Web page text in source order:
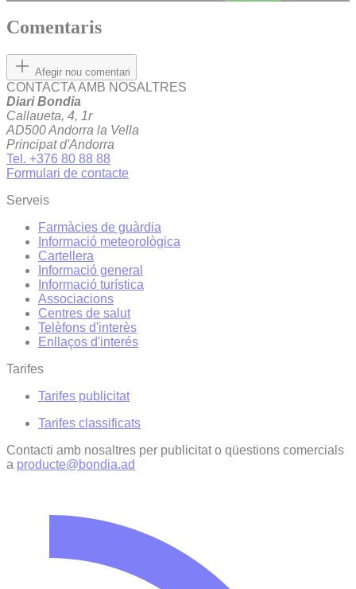
Comentaris
Afegir nou comentari
CONTACTA AMB NOSALTRES
Diari Bondia
Callaueta, 4, 1r
AD500 Andorra la Vella
Principat d'Andorra
Tel. +376 80 88 88
Formulari de contacte
Serveis
Farmàcies de guàrdia
Informació meteorològica
Cartellera
Informació general
Informació turística
Associacions
Centres de salut
Telèfons d'interès
Enllaços d'interés
Tarifes
Tarifes publicitat
Tarifes classificats
Contacti amb nosaltres per publicitat o qüestions comercials
a producte@bondia.ad